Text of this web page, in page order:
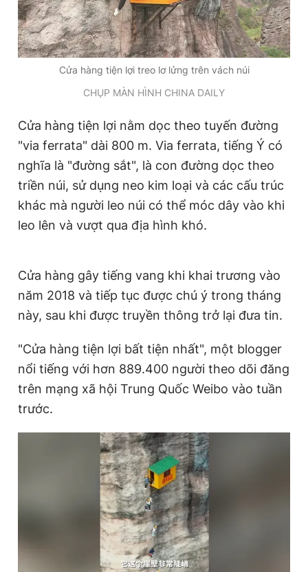
Đặt báo Quảng cáo RSS Tòa soạn Chính sách bảo
Tổng biên tập: Nguyễn Ngọc Toàn
Phó tổng biên tập thường trực: Hải Thành
Phó tổng biên tập: Lâm Hiếu Dũng
Phó tổng biên tập: Trần Việt Hưng
© 2003-2026 Bản quyền thuộc về Báo Thanh Niên. Cấm sao
chép dưới mọi hình thức nếu không có sự chấp thuận bằng văn
bản. Phát triển bởi ePi Technologies, JSC.
Cửa hàng tiện lợi treo lơ lửng trên vách núi
CHỤP MÀN HÌNH CHINA DAILY
Cửa hàng tiện lợi nằm dọc theo tuyến đường
"via ferrata" dài 800 m. Via ferrata, tiếng Ý có
nghĩa là "đường sắt", là con đường dọc theo
triền núi, sử dụng neo kim loại và các cấu trúc
khác mà người leo núi có thể móc dây vào khi
leo lên và vượt qua địa hình khó.
Cửa hàng gây tiếng vang khi khai trương vào
năm 2018 và tiếp tục được chú ý trong tháng
này, sau khi được truyền thông trở lại đưa tin.
"Cửa hàng tiện lợi bất tiện nhất", một blogger
nổi tiếng với hơn 889.400 người theo dõi đăng
trên mạng xã hội Trung Quốc Weibo vào tuần
trước.